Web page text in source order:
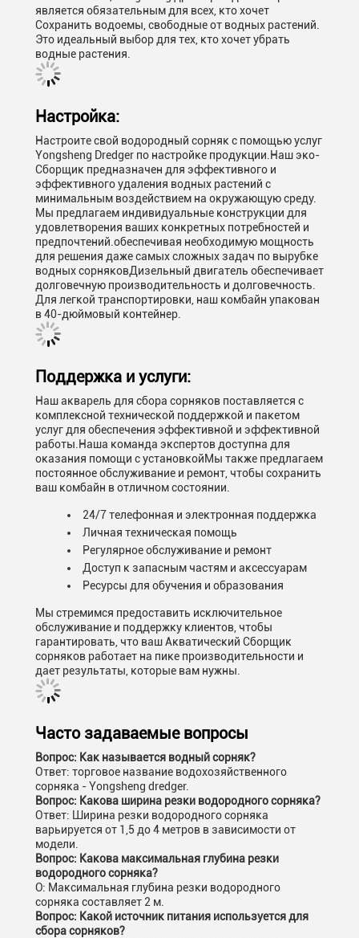
является обязательным для всех, кто хочет
Сохранить водоемы, свободные от водных растений.
Это идеальный выбор для тех, кто хочет убрать
водные растения.
Настройка:
Настроите свой водородный сорняк с помощью услуг
Yongsheng Dredger по настройке продукции.Наш эко-
Сборщик предназначен для эффективного и
эффективного удаления водных растений с
минимальным воздействием на окружающую среду.
Мы предлагаем индивидуальные конструкции для
удовлетворения ваших конкретных потребностей и
предпочтений.обеспечивая необходимую мощность
для решения даже самых сложных задач по вырубке
водных сорняковДизельный двигатель обеспечивает
долговечную производительность и долговечность.
Для легкой транспортировки, наш комбайн упакован
в 40-дюймовый контейнер.
Поддержка и услуги:
Наш акварель для сбора сорняков поставляется с
комплексной технической поддержкой и пакетом
услуг для обеспечения эффективной и эффективной
работы.Наша команда экспертов доступна для
оказания помощи с установкойМы также предлагаем
постоянное обслуживание и ремонт, чтобы сохранить
ваш комбайн в отличном состоянии.
24/7 телефонная и электронная поддержка
Личная техническая помощь
Регулярное обслуживание и ремонт
Доступ к запасным частям и аксессуарам
Ресурсы для обучения и образования
Мы стремимся предоставить исключительное
обслуживание и поддержку клиентов, чтобы
гарантировать, что ваш Акватический Сборщик
сорняков работает на пике производительности и
дает результаты, которые вам нужны.
Часто задаваемые вопросы
Вопрос: Как называется водный сорняк?
Ответ: торговое название водохозяйственного
сорняка - Yongsheng dredger.
Вопрос: Какова ширина резки водородного сорняка?
Ответ: Ширина резки водородного сорняка
варьируется от 1,5 до 4 метров в зависимости от
модели.
Вопрос: Какова максимальная глубина резки
водородного сорняка?
О: Максимальная глубина резки водородного
сорняка составляет 2 м.
Вопрос: Какой источник питания используется для
сбора сорняков?